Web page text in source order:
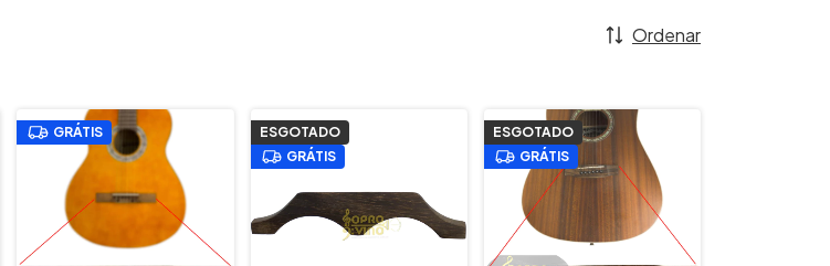
Ordenar
GRÁTIS
ESGOTADO
GRÁTIS
ESGOTADO
GRÁTIS